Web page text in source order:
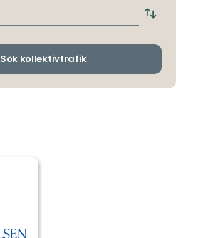
hållplats
Byt
och
Sök kollektivtrafik